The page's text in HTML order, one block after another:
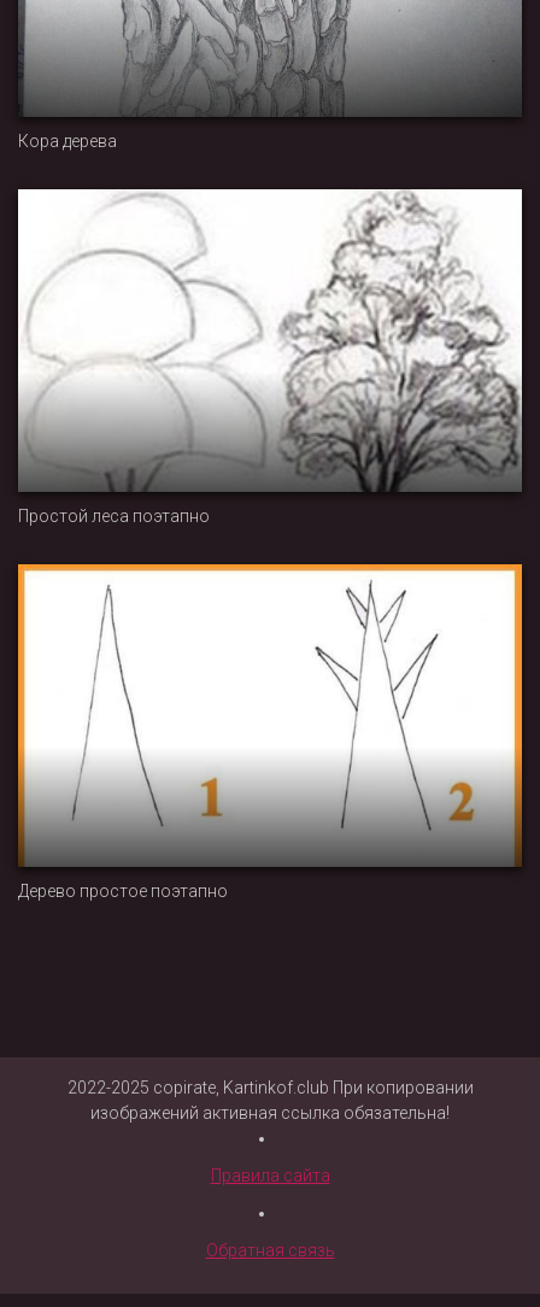
Кора дерева
Простой леса поэтапно
Дерево простое поэтапно
2022-2025 copirate, Kartinkof.club При копировании
изображений активная ссылка обязательна!
Правила сайта
Обратная связь